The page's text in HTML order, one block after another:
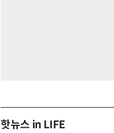
핫뉴스 in LIFE